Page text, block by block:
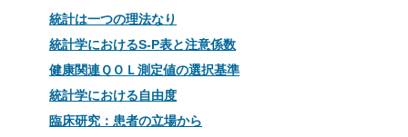
統計は一つの理法なり
統計学におけるS-P表と注意係数
健康関連ＱＯＬ測定値の選択基準
統計学における自由度
臨床研究：患者の立場から